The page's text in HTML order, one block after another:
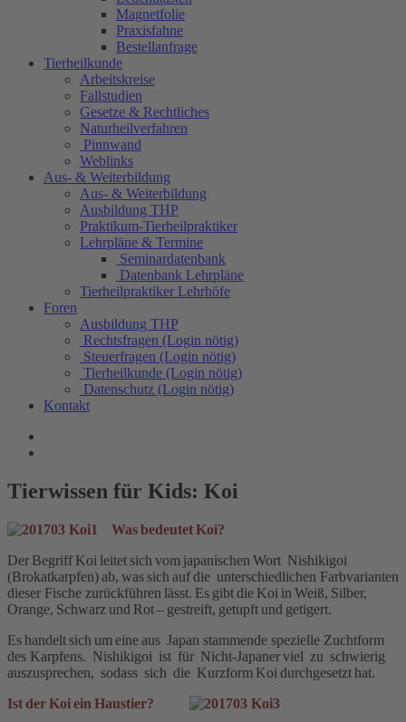
Magnetfolie
Praxisfahne
Bestellanfrage
Tierheilkunde
Arbeitskreise
Fallstudien
Gesetze & Rechtliches
Naturheilverfahren
Pinnwand
Weblinks
Aus- & Weiterbildung
Aus- & Weiterbildung
Ausbildung THP
Praktikum-Tierheilpraktiker
Lehrpläne & Termine
Seminardatenbank
Datenbank Lehrpläne
Tierheilpraktiker Lehrhöfe
Foren
Ausbildung THP
Rechtsfragen (Login nötig)
Steuerfragen (Login nötig)
Tierheilkunde (Login nötig)
Datenschutz (Login nötig)
Kontakt
Tierwissen für Kids: Koi
Was bedeutet Koi?
Der Begriff Koi leitet sich vom japanischen Wort Nishikigoi
(Brokatkarpfen) ab, was sich auf die unterschiedlichen Farbvarianten
dieser Fische zurückführen lässt. Es gibt die Koi in Weiß, Silber,
Orange, Schwarz und Rot – gestreift, getupft und getigert.
Es handelt sich um eine aus Japan stammende spezielle Zuchtform
des Karpfens. Nishikigoi ist für Nicht-Japaner viel zu schwierig
auszusprechen, sodass sich die Kurzform Koi durchgesetzt hat.
Ist der Koi ein Haustier?